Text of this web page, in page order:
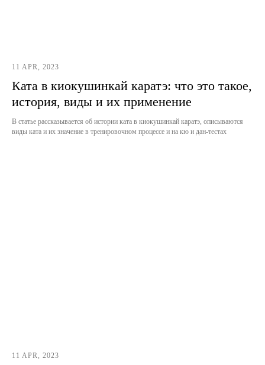
11 APR, 2023
Ката в киокушинкай каратэ: что это такое,
история, виды и их применение
В статье рассказывается об истории ката в киокушинкай каратэ, описываются
виды ката и их значение в тренировочном процессе и на кю и дан-тестах
11 APR, 2023